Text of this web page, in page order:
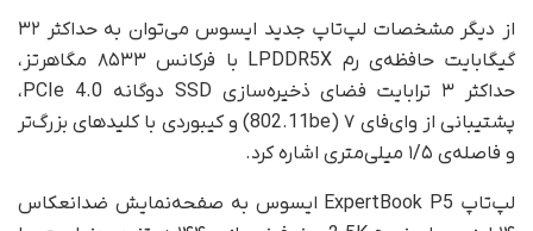
از دیگر مشخصات لپ‌تاپ جدید ایسوس می‌توان به حداکثر ۳۲
گیگابایت حافظه‌ی رم LPDDR5X با فرکانس ۸۵۳۳ مگاهرتز،
حداکثر ۳ ترابایت فضای ذخیره‌سازی SSD دوگانه PCIe 4.0،
پشتیبانی از وای‌فای ۷ (802.11be) و کیبوردی با کلیدهای بزرگ‌تر
و فاصله‌ی ۱/۵ میلی‌متری اشاره کرد.
لپ‌تاپ ExpertBook P5 ایسوس به صفحه‌نمایش ضدانعکاس